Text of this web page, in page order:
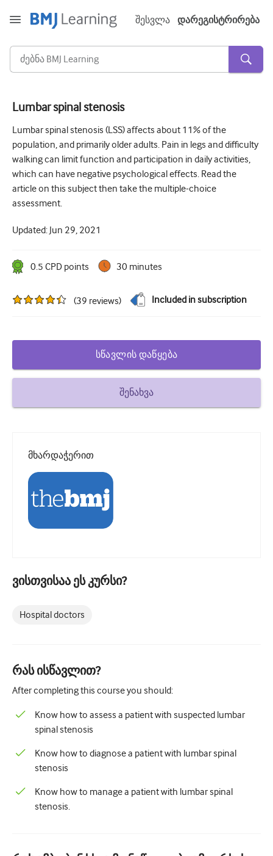
შესვლა დარეგისტრირება
მწვავე და გადაუდებელი
ალერგია
კარდიოლოგია
ხანდაზმულებზე ზრუნვა
დერმატოლოგია
დიაბეტი და ენდოკრინოლოგია
გასტროენტეროლოგია
Ინფექციური დაავადებები
ფსიქიკური ჯანმრთელობის
ნევროლოგია
მეანობა და გინეკოლოგია
ონკოლოგია
ოფთალმოლოგია
Პალიატური ზრუნვა
Საზოგადოებრივი ჯანდაცვის
ხარისხის გაუმჯობესება
რადიოლოგია/გამოსახულება
რესპირატორული
სექსუალური ჯანმრთელობა
Lumbar spinal stenosis
Lumbar spinal stenosis (LSS) affects about 11% of the
population, and primarily older adults. Pain in legs and difficulty
walking can limit function and participation in daily activities,
which can have negative psychological effects. Read the
article on this subject then take the multiple-choice
assessment.
Updated: Jun 29, 2021
0.5 CPD points 30 minutes
(39 reviews) Included in subscription
მხარდაჭერით
სწავლის დაწყება
შენახვა
ვისთვისაა ეს კურსი?
Hospital doctors
რას ისწავლით?
After completing this course you should:
Know how to assess a patient with suspected lumbar
spinal stenosis
Know how to diagnose a patient with lumbar spinal
stenosis
Know how to manage a patient with lumbar spinal
stenosis.